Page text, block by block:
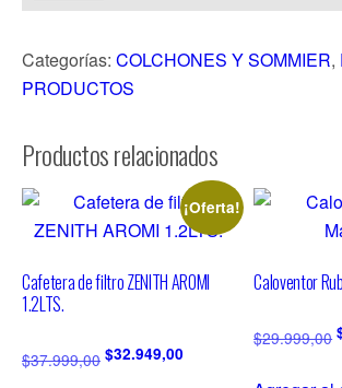
Categorías: COLCHONES Y SOMMIER,
PRODUCTOS
Productos relacionados
¡Oferta!
Cafetera de filtro ZENITH AROMI
1.2LTS.
$37.999,00 $32.949,00
Caloventor
$29.999,00